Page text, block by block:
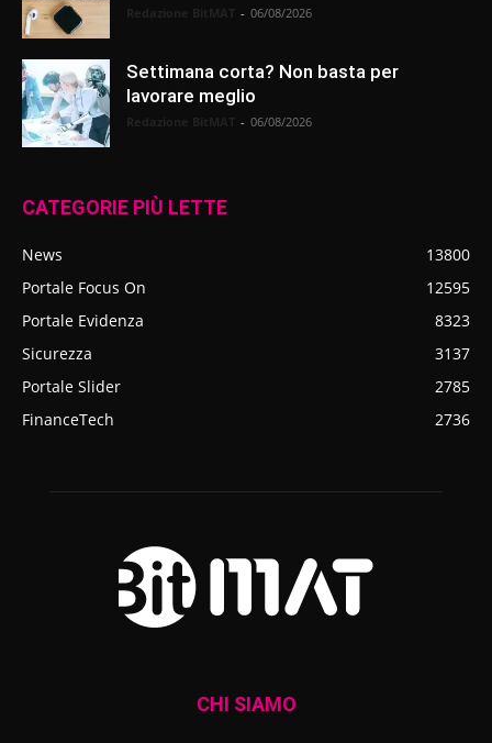
- 06/08/2026
Settimana corta? Non basta per
lavorare meglio
- 06/08/2026
CATEGORIE PIÙ LETTE
News
13800
Portale Focus On
12595
Portale Evidenza
8323
Sicurezza
3137
Portale Slider
2785
FinanceTech
2736
CHI SIAMO